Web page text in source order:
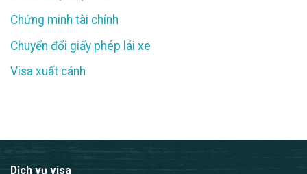
Chứng minh tài chính
Chuyển đổi giấy phép lái xe
Visa xuất cảnh
Dịch vụ visa